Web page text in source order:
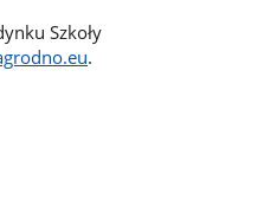
Szkoły
.